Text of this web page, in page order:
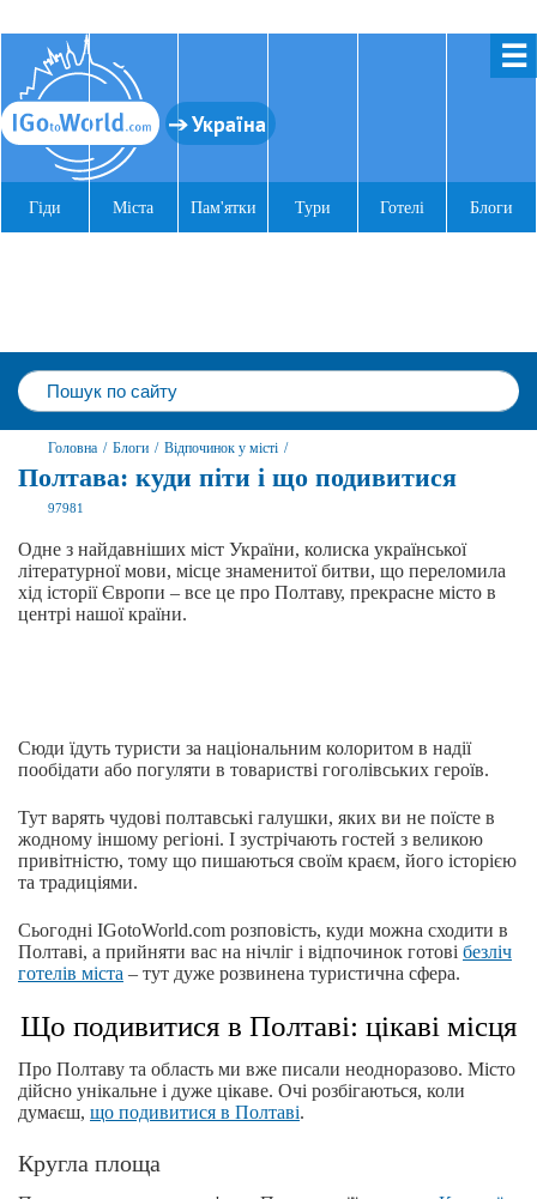
☰
Україна
Гіди Міста Пам'ятки Тури Готелі Блоги
Головна / Блоги / Відпочинок у місті /
Полтава: куди піти і що подивитися
97981
Одне з найдавніших міст України, колиска української
літературної мови, місце знаменитої битви, що переломила
хід історії Європи – все це про Полтаву, прекрасне місто в
центрі нашої країни.
Сюди їдуть туристи за національним колоритом в надії
пообідати або погуляти в товаристві гоголівських героїв.
Тут варять чудові полтавські галушки, яких ви не поїсте в
жодному іншому регіоні. І зустрічають гостей з великою
привітністю, тому що пишаються своїм краєм, його історією
та традиціями.
Сьогодні IGotoWorld.com розповість, куди можна сходити в
Полтаві, а прийняти вас на нічліг і відпочинок готові безліч
готелів міста – тут дуже розвинена туристична сфера.
Що подивитися в Полтаві: цікаві місця
Про Полтаву та область ми вже писали неодноразово. Місто
дійсно унікальне і дуже цікаве. Очі розбігаються, коли
думаєш, що подивитися в Полтаві.
Кругла площа